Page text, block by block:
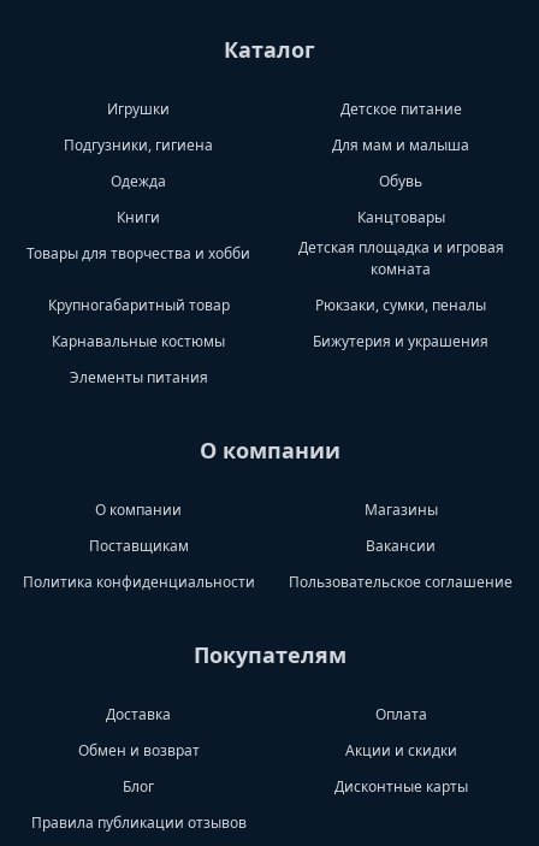
Каталог
Игрушки
Детское питание
Подгузники, гигиена
Для мам и малыша
Одежда
Обувь
Книги
Канцтовары
Товары для творчества и хобби
Детская площадка и игровая
комната
Крупногабаритный товар
Рюкзаки, сумки, пеналы
Карнавальные костюмы
Бижутерия и украшения
Элементы питания
О компании
О компании
Магазины
Поставщикам
Вакансии
Политика конфиденциальности
Пользовательское соглашение
Покупателям
Доставка
Оплата
Обмен и возврат
Акции и скидки
Блог
Дисконтные карты
Правила публикации отзывов